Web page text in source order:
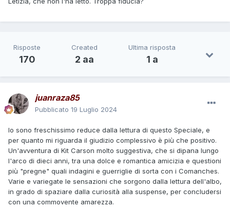
Risposte
170
Created
2 aa
Ultima risposta
1 a
juanraza85
Pubblicato 19 Luglio 2024
Io sono freschissimo reduce dalla lettura di questo Speciale, e
per quanto mi riguarda il giudizio complessivo è più che positivo.
Un'avventura di Kit Carson molto suggestiva, che si dipana lungo
l'arco di dieci anni, tra una dolce e romantica amicizia e questioni
più "pregne" quali indagini e guerriglie di sorta con i Comanches.
Varie e variegate le sensazioni che sorgono dalla lettura dell'albo,
in grado di spaziare dalla curiosità alla suspense, per concludersi
con una commovente amarezza.